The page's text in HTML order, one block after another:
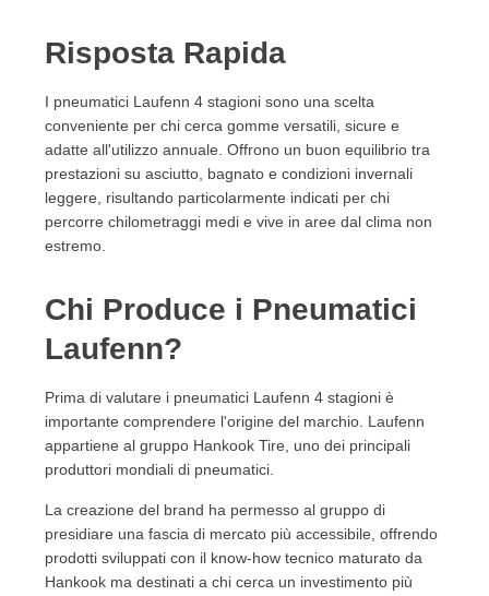
12.7. Laufenn è meglio di altri marchi economici?
12.9. Conviene acquistare pneumatici Laufenn
online?
12.10. Dove trovare pneumatici Laufenn 4
stagioni?
13. Le Nostre Considerazioni Finali
Risposta Rapida
I pneumatici Laufenn 4 stagioni sono una scelta
conveniente per chi cerca gomme versatili, sicure e
adatte all'utilizzo annuale. Offrono un buon equilibrio tra
prestazioni su asciutto, bagnato e condizioni invernali
leggere, risultando particolarmente indicati per chi
percorre chilometraggi medi e vive in aree dal clima non
estremo.
Chi Produce i Pneumatici
Laufenn?
Prima di valutare i pneumatici Laufenn 4 stagioni è
importante comprendere l'origine del marchio. Laufenn
appartiene al gruppo Hankook Tire, uno dei principali
produttori mondiali di pneumatici.
La creazione del brand ha permesso al gruppo di
presidiare una fascia di mercato più accessibile, offrendo
prodotti sviluppati con il know-how tecnico maturato da
Hankook ma destinati a chi cerca un investimento più